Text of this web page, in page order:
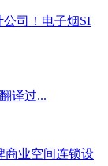
司！电子烟SI
译过...
商业空间连锁设